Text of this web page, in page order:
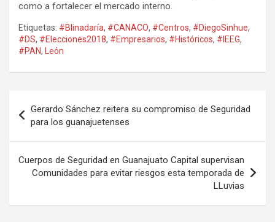
como a fortalecer el mercado interno.
Etiquetas: #Blinadaría, #CANACO, #Centros, #DiegoSinhue,
#DS, #Elecciones2018, #Empresarios, #Históricos, #IEEG,
#PAN, León
de
entradas
Gerardo Sánchez reitera su compromiso de Seguridad
para los guanajuetenses
Cuerpos de Seguridad en Guanajuato Capital supervisan
Comunidades para evitar riesgos esta temporada de
LLuvias